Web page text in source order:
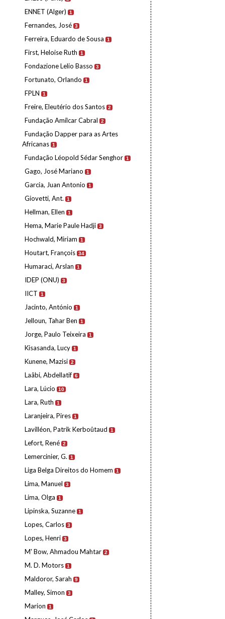
ENNET (Alger) 1
Fernandes, José 3
Ferreira, Eduardo de Sousa 1
First, Heloise Ruth 1
Fondazione Lelio Basso 3
Fortunato, Orlando 1
FPLN 1
Freire, Eleutério dos Santos 2
Fundação Amílcar Cabral 2
Fundação Dapper para as Artes
Africanas 1
Fundação Léopold Sédar Senghor 1
Gago, José Mariano 1
Garcia, Juan Antonio 1
Giovetti, Ant. 1
Hellman, Ellen 1
Hema, Marie Paule Hadji 3
Hochwald, Miriam 1
Houtart, François 34
Humaraci, Arslan 1
IDEP (ONU) 3
IICT 1
Jacinto, António 1
Jelloun, Tahar Ben 1
Jorge, Paulo Teixeira 1
Kisasanda, Lucy 1
Kunene, Mazisi 2
Laâbi, Abdellatif 6
Lara, Lúcio 10
Lara, Ruth 1
Laranjeira, Pires 1
Lavilléon, Patrik Kerboûtaud 1
Lefort, René 2
Lemercinier, G. 1
Liga Belga Direitos do Homem 1
Lima, Manuel 3
Lima, Olga 1
Lipinska, Suzanne 1
Lopes, Carlos 3
Lopes, Henri 3
M' Bow, Ahmadou Mahtar 2
M. D. Motors 1
Maldoror, Sarah 9
Malley, Simon 3
Marion 1